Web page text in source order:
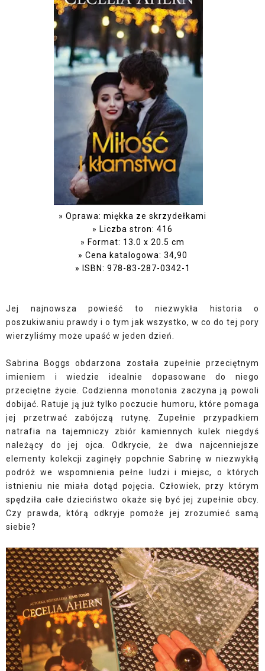
Oprawa: miękka ze skrzydełkami
Liczba stron: 416
Format: 13.0 x 20.5 cm
Cena katalogowa: 34,90
ISBN: 978-83-287-0342-1
Jej najnowsza powieść to niezwykła historia o
poszukiwaniu prawdy i o tym jak wszystko, w co do tej pory
wierzyliśmy może upaść w jeden dzień.
Sabrina Boggs obdarzona została zupełnie przeciętnym
imieniem i wiedzie idealnie dopasowane do niego
przeciętne życie. Codzienna monotonia zaczyna ją powoli
dobijać. Ratuje ją już tylko poczucie humoru, które pomaga
jej przetrwać zabójczą rutynę. Zupełnie przypadkiem
natrafia na tajemniczy zbiór kamiennych kulek niegdyś
należący do jej ojca. Odkrycie, że dwa najcenniejsze
elementy kolekcji zaginęły popchnie Sabrinę w niezwykłą
podróż we wspomnienia pełne ludzi i miejsc, o których
istnieniu nie miała dotąd pojęcia. Człowiek, przy którym
spędziła całe dzieciństwo okaże się być jej zupełnie obcy.
Czy prawda, którą odkryje pomoże jej zrozumieć samą
siebie?